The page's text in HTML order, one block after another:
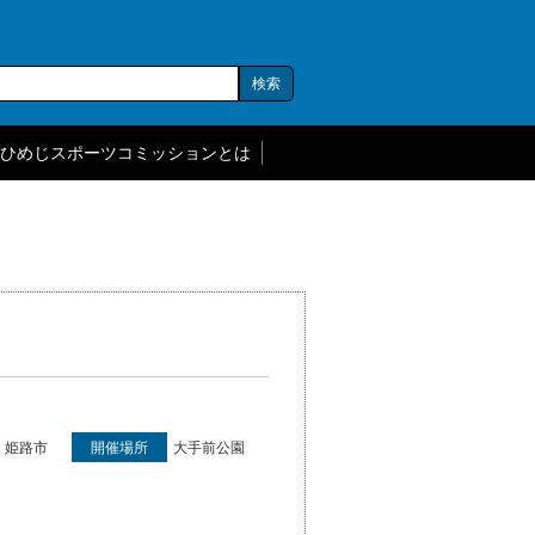
ひめじスポーツコミッションとは
姫路市 開催場所 大手前公園